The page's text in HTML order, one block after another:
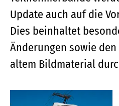
Update auch auf die
Dies beinhaltet
Änderungen sowie
altem Bildmaterial